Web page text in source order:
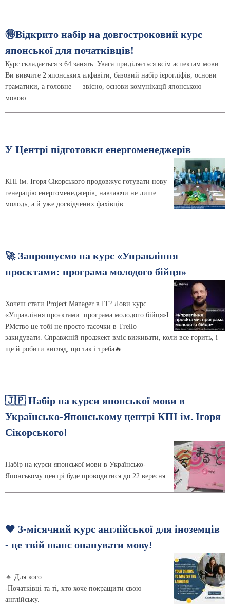
🉐Відкрито набір на довгостроковий курс
японської для початківців!
Курс складається з 64 занять. Увага приділяється всім аспектам мови:
Ви вивчите 2 японських алфавіти, базовий набір ієрогліфів, основи
граматики, а головне — звісно, основи комунікації японською
мовою.
У Центрі підготовки енергоменеджерів
КПІ ім. Ігоря Сікорського продовжує готувати нову
генерацію енергоменеджерів, навчаючи не лише
молодь, а й уже досвідчених фахівців
🚀 Запрошуємо на курс «Управління
проєктами: програма молодого бійця»
Хочеш стати Project Manager в IT? Лови курс
«Управління проєктами: програма молодого бійця»І
PMство це тобі не просто тасочки в Trello
закидувати. Справжній проджект вміє виживати, коли все горить, і
ще й робити вигляд, що так і треба🔥
🇯🇵 Набір на курси японської мови в
Українсько-Японському центрі КПІ ім. Ігоря
Сікорського!
Набір на курси японської мови в Українсько-
Японському центрі буде проводитися до 22 вересня.
❤️ 3-місячний курс англійської для іноземців
- це твій шанс опанувати мову!
🔸 Для кого:
-Початківці та ті, хто хоче покращити свою
англійську.